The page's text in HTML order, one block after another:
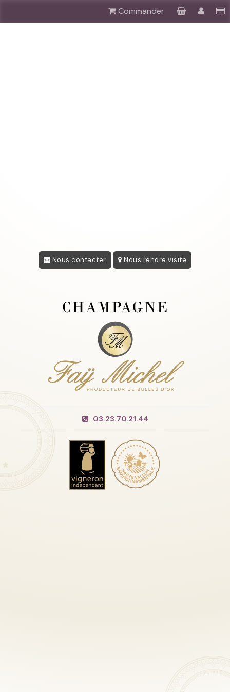
Commander
Nous contacter Nous rendre visite
03.23.70.21.44